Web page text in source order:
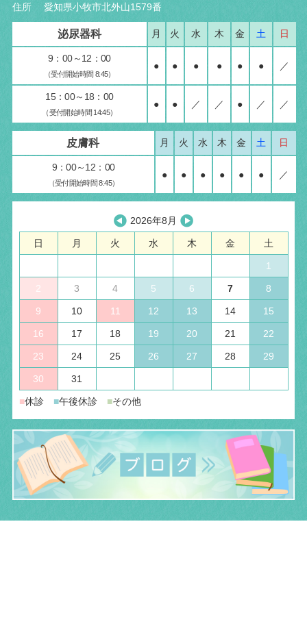
住所 愛知県小牧市北外山1579番
泌尿器科 月 火 水 木 金 土 日
9：00～12：00
（受付開始時間 8:45）
● ● ● ● ● ● ／
15：00～18：00
（受付開始時間 14:45）
● ● ／ ／ ● ／ ／
皮膚科 月 火 水 木 金 土 日
9：00～12：00
（受付開始時間 8:45）
● ● ● ● ● ● ／
2026年8月
日 月 火 水 木 金 土
1
2 3 4 5 6 7 8
9 10 11 12 13 14 15
16 17 18 19 20 21 22
23 24 25 26 27 28 29
30 31
■休診 ■午後休診 ■その他